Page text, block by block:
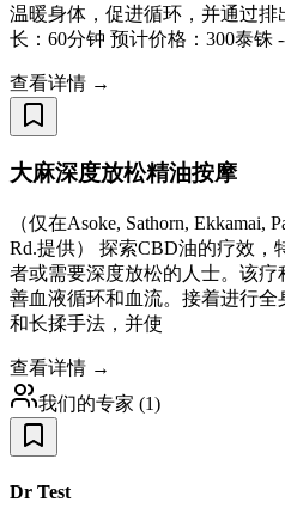
温暖身体，促进循环，并通过
长：60分钟 预计价格：300泰铢
查看详情 →
大麻深度放松精油按摩
（仅在Asoke, Sathorn, Ekkamai,
Rd.提供） 探索CBD油的疗效，
者或需要深度放松的人士。该
善血液循环和血流。接着进行
和长揉手法，并使
查看详情 →
我们的专家 (1)
Dr Test